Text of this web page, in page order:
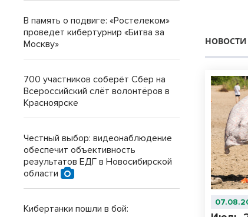
В память о подвиге: «Ростелеком»
проведет кибертурнир «Битва за
Москву»
700 участников соберёт Сбер на
Всероссийский слёт волонтёров в
Красноярске
Честный выбор: видеонаблюдение
обеспечит объективность
результатов ЕДГ в Новосибирской
области
Кибертанки пошли в бой: